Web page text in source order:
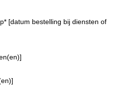
[datum bestelling bij diensten of